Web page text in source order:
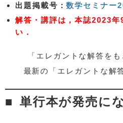
出題掲載号：数学セミナー
解答・講評は，本誌2023年
い．
「エレガントな解答を
最新の「エレガントな解
単行本が発売に